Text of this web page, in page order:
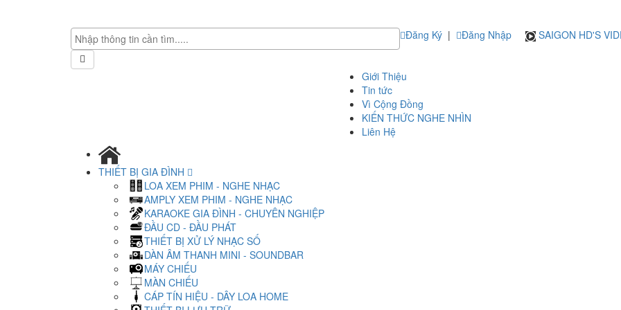
Đăng Ký | Đăng Nhập SAIGON HD'S
Giới Thiệu
Tin tức
Vì Cộng Đồng
KIẾN THỨC NGHE NHÌN
Liên Hệ
THIẾT BỊ GIA ĐÌNH
LOA XEM PHIM - NGHE NHẠC
AMPLY XEM PHIM - NGHE NHẠC
KARAOKE GIA ĐÌNH - CHUYÊN NGHIỆP
ĐẦU CD - ĐẦU PHÁT
THIẾT BỊ XỬ LÝ NHẠC SỐ
DÀN ÂM THANH MINI - SOUNDBAR
MÁY CHIẾU
MÀN CHIẾU
CÁP TÍN HIỆU - DÂY LOA HOME